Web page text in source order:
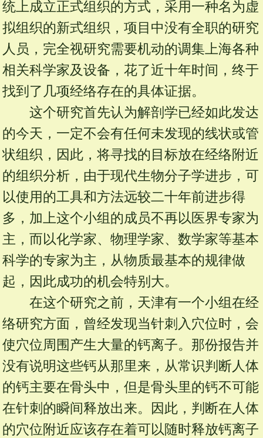
统上成立正式组织的方式，采用一种名为虚
拟组织的新式组织，项目中没有全职的研究
人员，完全视研究需要机动的调集上海各种
相关科学家及设备，花了近十年时间，终于
找到了几项经络存在的具体证据。
这个研究首先认为解剖学已经如此发达
的今天，一定不会有任何未发现的线状或管
状组织，因此，将寻找的目标放在经络附近
的组织分析，由于现代生物分子学进步，可
以使用的工具和方法远较二十年前进步得
多，加上这个小组的成员不再以医界专家为
主，而以化学家、物理学家、数学家等基本
科学的专家为主，从物质最基本的规律做
起，因此成功的机会特别大。
在这个研究之前，天津有一个小组在经
络研究方面，曾经发现当针刺入穴位时，会
使穴位周围产生大量的钙离子。那份报告并
没有说明这些钙从那里来，从常识判断人体
的钙主要在骨头中，但是骨头里的钙不可能
在针刺的瞬间释放出来。因此，判断在人体
的穴位附近应该存在着可以随时释放钙离子